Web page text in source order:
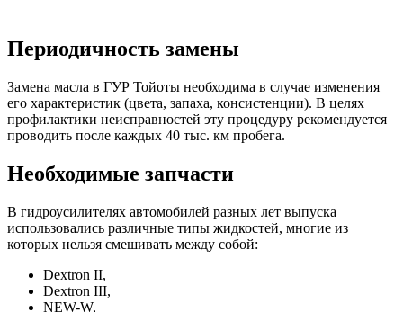
Периодичность замены
Замена масла в ГУР Тойоты необходима в случае изменения
его характеристик (цвета, запаха, консистенции). В целях
профилактики неисправностей эту процедуру рекомендуется
проводить после каждых 40 тыс. км пробега.
Необходимые запчасти
В гидроусилителях автомобилей разных лет выпуска
использовались различные типы жидкостей, многие из
которых нельзя смешивать между собой:
Dextron II,
Dextron III,
NEW-W,